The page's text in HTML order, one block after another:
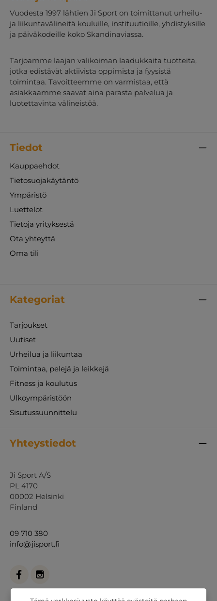
Vuodesta 1997 lähtien Ji Sport on toimittanut urheilu-
ja liikuntavälineitä kouluille, instituutioille, yhdistyksille
ja päiväkodeille koko Skandinaviassa.
Tarjoamme laajan valikoiman laadukkaita tuotteita,
jotka edistävät aktiivista oppimista ja fyysistä
toimintaa. Tavoitteemme on varmistaa, että
asiakkaamme saavat aina parasta palvelua ja
luotettavinta välineistöä.
Tiedot
Kauppaehdot
Tietosuojakäytäntö
Ympäristö
Luettelot
Tietoja yrityksestä
Ota yhteyttä
Oma tili
Kategoriat
Tarjoukset
Uutiset
Urheilua ja liikuntaa
Toimintaa, pelejä ja leikkejä
Fitness ja koulutus
Ulkoympäristöön
Sisutussuunnittelu
Yhteystiedot
Ji Sport A/S
PL 4170
00002 Helsinki
Finland
09 710 380
info@jisport.fi